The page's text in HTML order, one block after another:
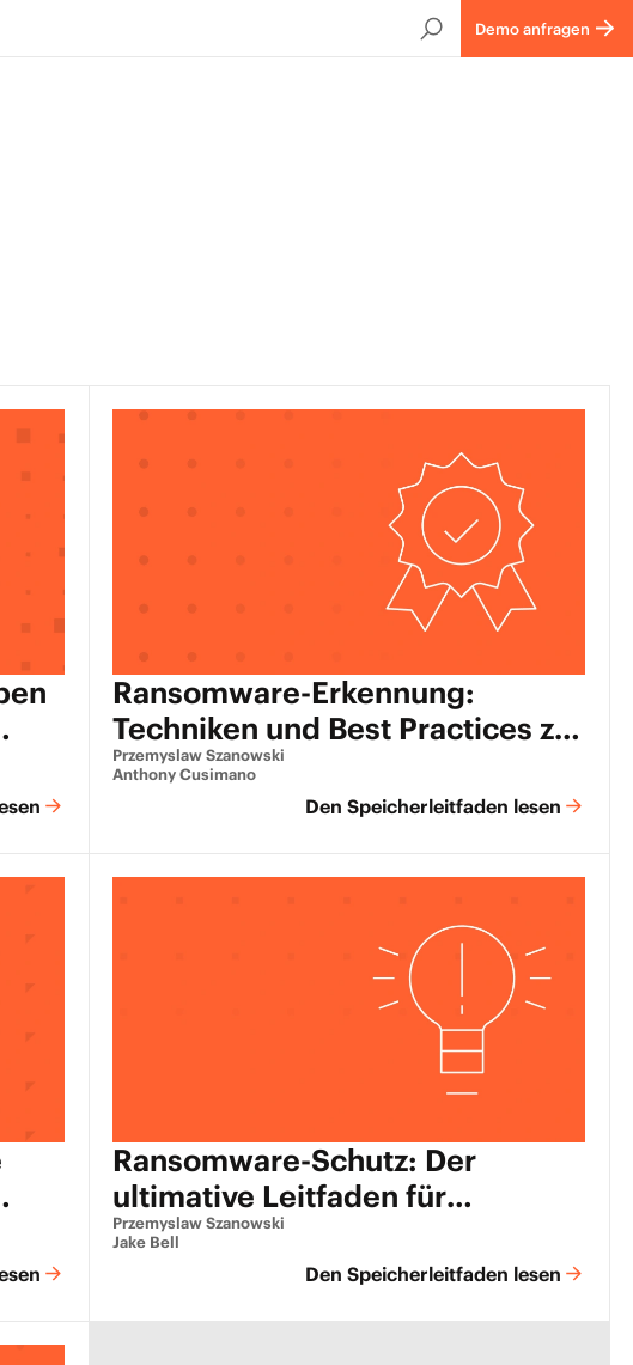
Demo anfragen
Ransomware-Erkennung:
Techniken und Best Practices zur
Erkennung eines Angriffs
Przemyslaw Szanowski
Anthony Cusimano
Den Speicherleitfaden lesen
Ransomware-Schutz: Der
ultimative Leitfaden für
Unternehmen
Przemyslaw Szanowski
Jake Bell
Den Speicherleitfaden lesen